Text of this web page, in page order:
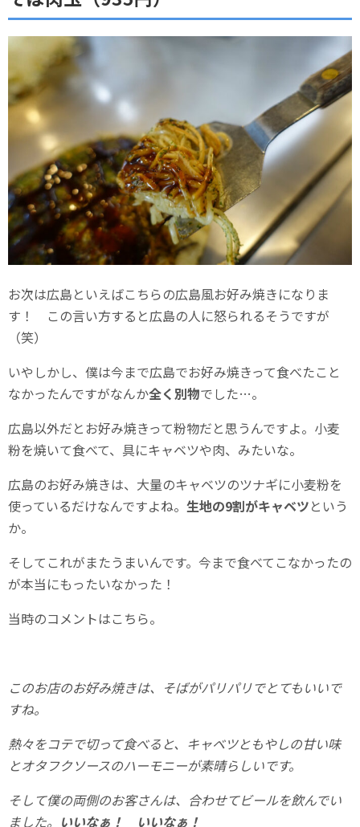
お次は広島といえばこちらの広島風お好み焼きになりま
す！ この言い方すると広島の人に怒られるそうですが
（笑）
いやしかし、僕は今まで広島でお好み焼きって食べたこと
なかったんですがなんか全く別物でした…。
広島以外だとお好み焼きって粉物だと思うんですよ。小麦
粉を焼いて食べて、具にキャベツや肉、みたいな。
広島のお好み焼きは、大量のキャベツのツナギに小麦粉を
使っているだけなんですよね。 生地の9割がキャベツという
か。
そしてこれがまたうまいんです。今まで食べてこなかったの
が本当にもったいなかった！
当時のコメントはこちら。
このお店のお好み焼きは、そばがパリパリでとてもいいで
すね。
熱々をコテで切って食べると、キャベツともやしの甘い味
とオタフクソースのハーモニーが素晴らしいです。
そして僕の両側のお客さんは、合わせてビールを飲んでい
ました。 いいなぁ！ いいなぁ！